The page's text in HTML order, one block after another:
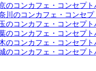
のコンカフェ・コンセプト
川のコンカフェ・コンセプ
のコンカフェ・コンセプト
のコンカフェ・コンセプト
のコンカフェ・コンセプト
のコンカフェ・コンセプト